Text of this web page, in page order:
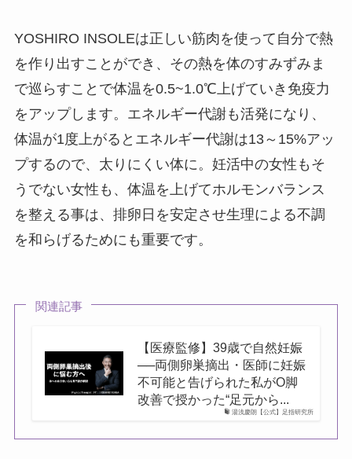
YOSHIRO INSOLEは正しい筋肉を使って自分で熱
を作り出すことができ、その熱を体のすみずみま
で巡らすことで体温を0.5~1.0℃上げていき免疫力
をアップします。エネルギー代謝も活発になり、
体温が1度上がるとエネルギー代謝は13～15%アッ
プするので、太りにくい体に。妊活中の女性もそ
うでない女性も、体温を上げてホルモンバランス
を整える事は、排卵日を安定させ生理による不調
を和らげるためにも重要です。
関連記事
湯浅慶朗【公式】足指研究所
【医療監修】39歳で自然妊娠
──両側卵巣摘出・医師に妊娠
不可能と告げられた私がO脚
改善で授かった“足元から...